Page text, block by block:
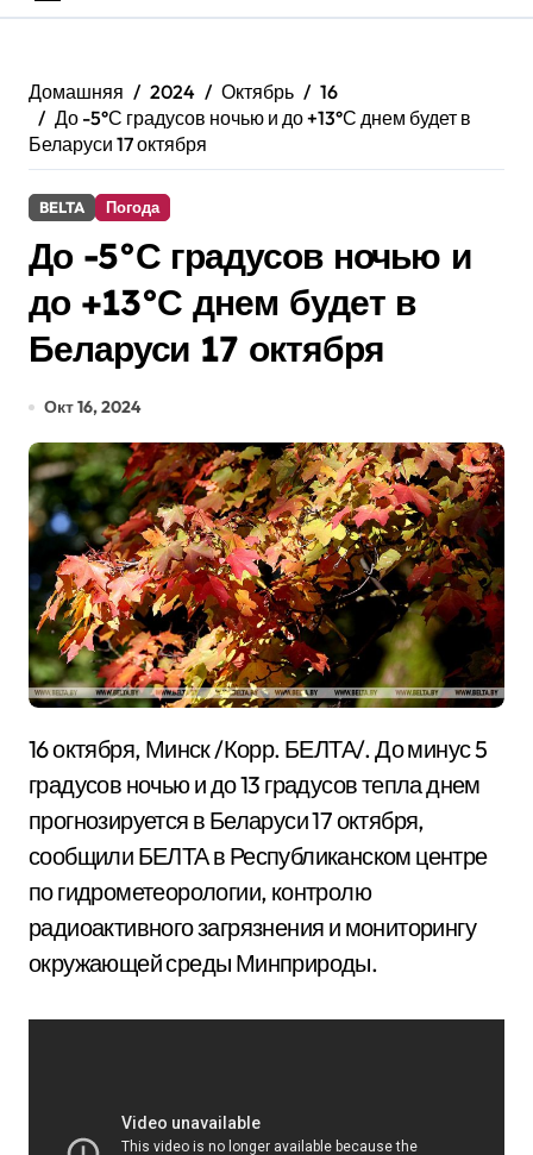
Домашняя 2024 Октябрь
16
До -5°С градусов ночью и до +13°С днем будет в
Беларуси 17 октября
BELTA Погода
До -5°С градусов ночью и
до +13°С днем будет в
Беларуси 17 октября
Окт 16, 2024
16 октября, Минск /Корр. БЕЛТА/. До минус 5
градусов ночью и до 13 градусов тепла днем
прогнозируется в Беларуси 17 октября,
сообщили БЕЛТА в Республиканском центре
по гидрометеорологии, контролю
радиоактивного загрязнения и мониторингу
окружающей среды Минприроды.